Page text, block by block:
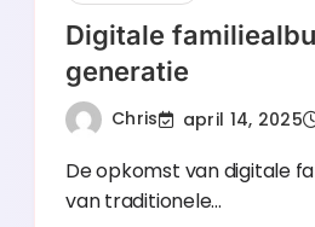
Digitale
generatie
Chris april 14, 2025
De opkomst van digitale
van traditionele…